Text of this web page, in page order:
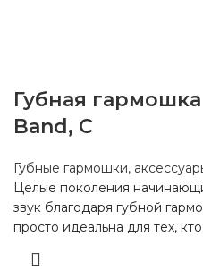
Губная
Band, C
Губные гармошки,
Целые поколения
звук благодаря губной
просто идеальна для тех,